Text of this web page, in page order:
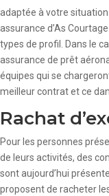
adaptée à votre
assurance d’As
types de profil. Dans le
assurance de prêt
équipes qui se
meilleur contrat et ce
Rachat
Pour les personnes
de leurs activités, des
sont aujourd’hui
proposent de racheter